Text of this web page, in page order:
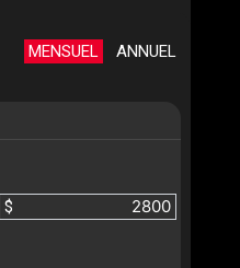
MENSUEL ANNUEL
$